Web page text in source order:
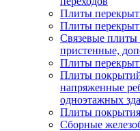
Плиты
Плиты
Связевые плиты
пристенные,
Плиты
Плиты покрытий
напряженные
одноэтажных
Плиты покрытия
Сборные